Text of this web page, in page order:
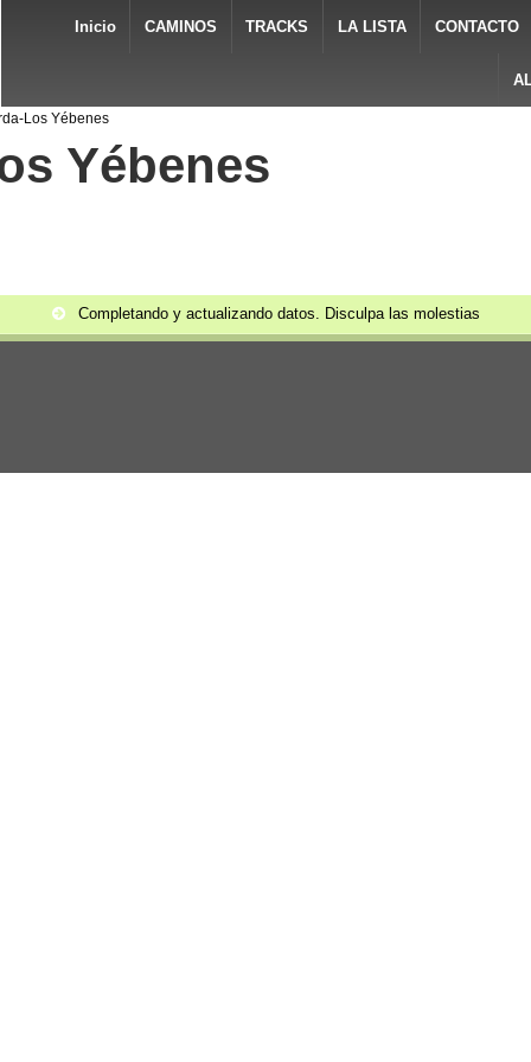
Inicio CAMINOS TRACKS LA LISTA CONTACTO
Los Yébenes
Yébenes
Completando y actualizando datos. Disculpa las molestias